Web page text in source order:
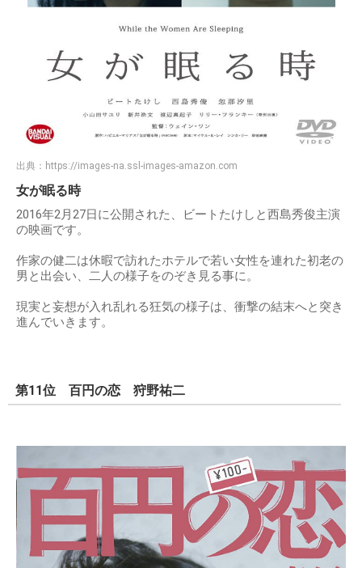
出典： https://images-na.ssl-images-amazon.com
女が眠る時
2016年2月27日に公開された、ビートたけしと西島秀俊主演
の映画です。
作家の健二は休暇で訪れたホテルで若い女性を連れた初老の
男と出会い、二人の様子をのぞき見る事に。
現実と妄想が入れ乱れる狂気の様子は、衝撃の結末へと突き
進んでいきます。
第11位 百円の恋 狩野祐二